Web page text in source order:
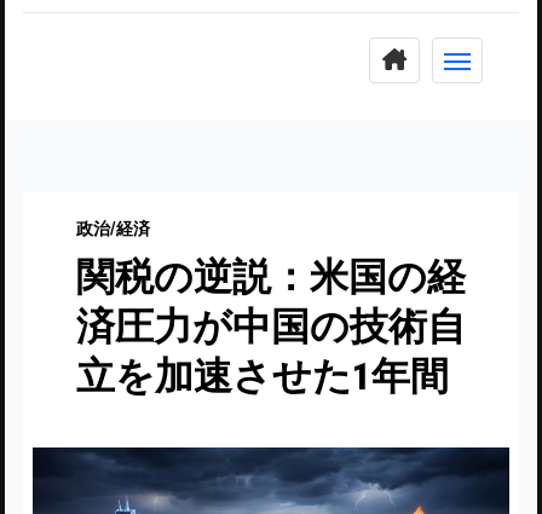
政治/経済
関税の逆説：米国の経
済圧力が中国の技術自
立を加速させた1年間